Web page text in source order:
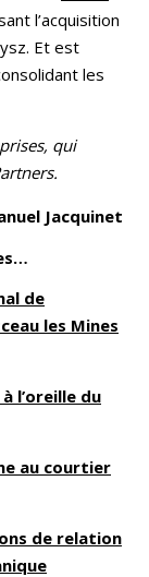
l’acquisition
Et est
les
qui
Jacquinet
de
les Mines
l’oreille du
au courtier
de relation